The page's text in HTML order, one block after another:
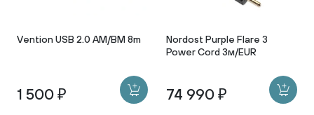
Vention USB 2.0 AM/BM 8m
1 500 ₽
Nordost Purple Flare 3
Power Cord 3м/EUR
74 990 ₽